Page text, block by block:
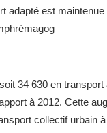
adapté est
34 630 en
à 2012. Cette
collectif urbain